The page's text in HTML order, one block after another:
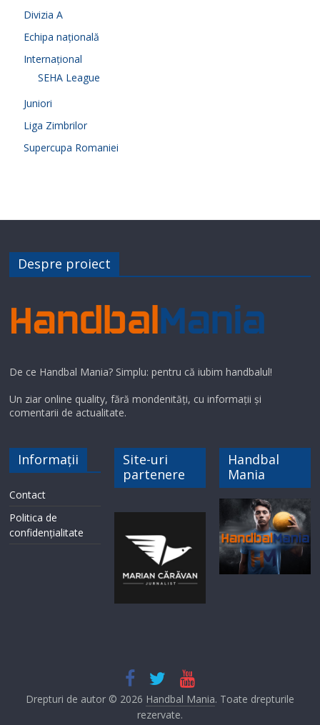
Divizia A
Echipa națională
Internațional
SEHA League
Juniori
Liga Zimbrilor
Supercupa Romaniei
Despre proiect
De ce Handbal Mania? Simplu: pentru că iubim handbalul!
Un ziar online quality, fără mondenități, cu informații și
comentarii de actualitate.
Informații
Contact
Politica de
confidențialitate
Site-uri
partenere
Handbal
Mania
Drepturi de autor © 2026 Handbal Mania. Toate drepturile
rezervate.